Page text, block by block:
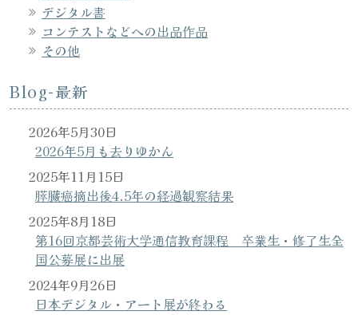
デジタル書
コンテストなどへの出品作品
その他
Blog-最新
2026年5月も去りゆかん
2026年5月30日
膵臓癌摘出後4.5年の経過観察結果
2025年11月15日
第16回京都芸術大学通信教育課程 卒業生・修了生全
国公募展に出展
2025年8月18日
日本デジタル・アート展が終わる
2024年9月26日